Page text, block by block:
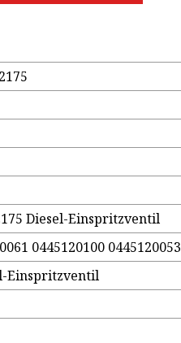
Diesel-Einspritzventil
0445120100 0445120053
Einspritzventil